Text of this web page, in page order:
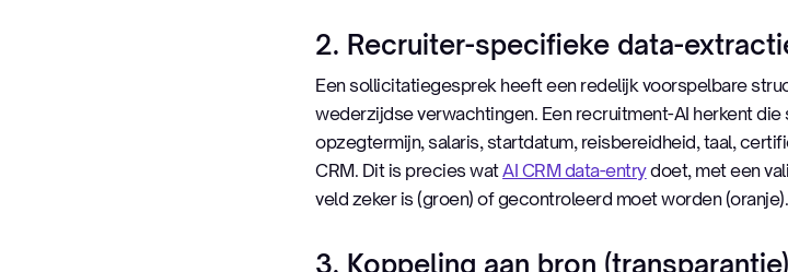
2. Recruiter-specifieke data-
Een sollicitatiegesprek heeft een redelijk voorspelbare
wederzijdse verwachtingen. Een recruitment-AI herkent
opzegtermijn, salaris, startdatum, reisbereidheid, taal,
CRM. Dit is precies watAI CRM data-entrydoet, met een
veld zeker is (groen) of gecontroleerd moet worden (oranje).
3. Koppeling aan bron (transparantie)